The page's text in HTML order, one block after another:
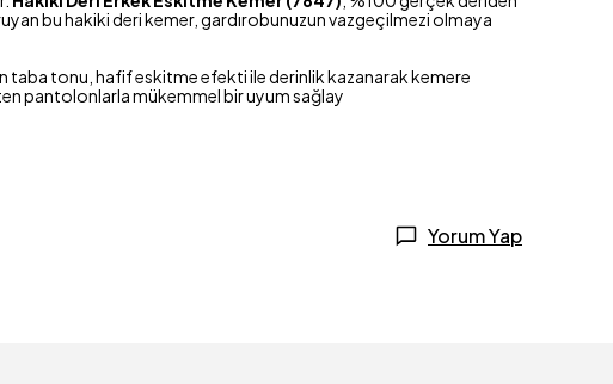
bu hakiki deri kemer, gardırobunuzun vazgeçilmezi olmaya
taba tonu, hafif eskitme efekti ile derinlik kazanarak kemere
pantolonlarla mükemmel bir uyum sağlay
Yorum Yap